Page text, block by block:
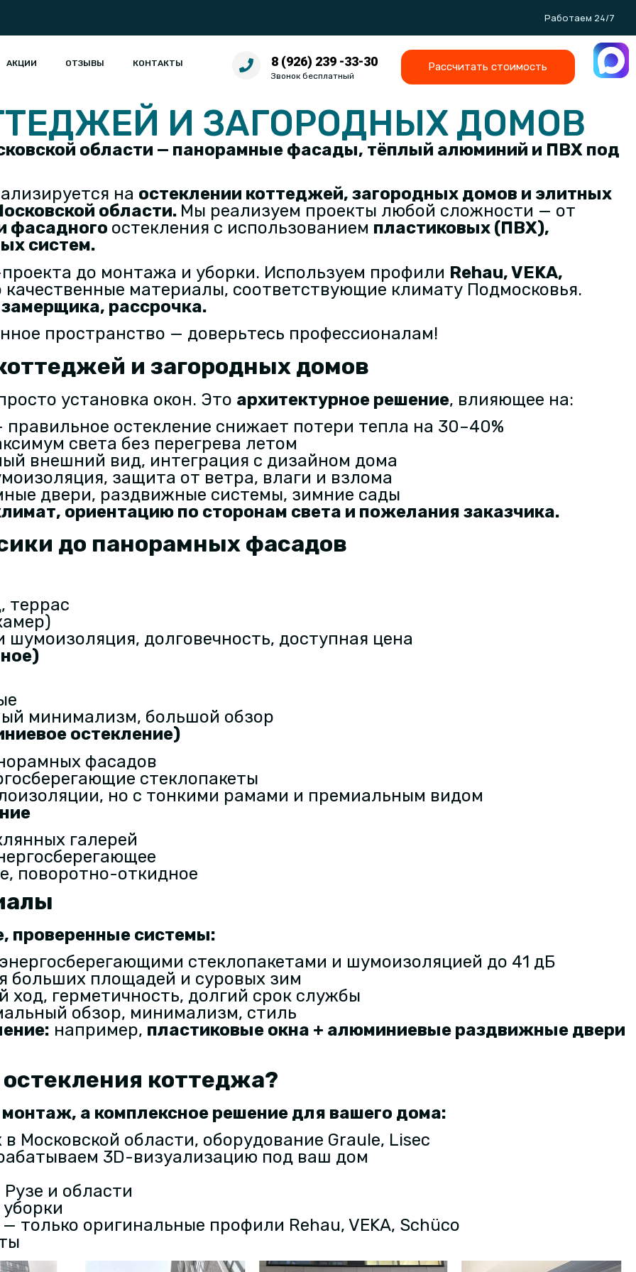
Работаем 24/7
АКЦИИ ОТЗЫВЫ КОНТАКТЫ 8 (926) 239 -33-30
Звонок бесплатный
Рассчитать стоимость
И ЗАГОРОДНЫХ ДОМОВ
области — панорамные фасады, тёплый алюминий и ПВХ под
на остеклении коттеджей, загородных домов и элитных
области. Мы реализуем проекты любой сложности — от
фасадного остекления с использованием пластиковых (ПВХ),
систем.
до монтажа и уборки. Используем профили Rehau, VEKA,
материалы, соответствующие климату Подмосковья.
рассрочка.
пространство — доверьтесь профессионалам!
и загородных домов
установка окон. Это архитектурное решение, влияющее на:
остекление снижает потери тепла на 30–40%
света без перегрева летом
внешний вид, интеграция с дизайном дома
защита от ветра, влаги и взлома
двери, раздвижные системы, зимние сады
ориентацию по сторонам света и пожелания заказчика.
до панорамных фасадов
террас
долговечность, доступная цена
минимализм, большой обзор
остекление)
фасадов
стеклопакеты
но с тонкими рамами и премиальным видом
галерей
поворотно-откидное
проверенные системы:
стеклопакетами и шумоизоляцией до 41 дБ
больших площадей и суровых зим
герметичность, долгий срок службы
обзор, минимализм, стиль
: например, пластиковые окна + алюминиевые раздвижные двери
коттеджа?
а комплексное решение для вашего дома:
Московской области, оборудование Graule, Lisec
3D-визуализацию под ваш дом
и области
только оригинальные профили Rehau, VEKA, Schüco